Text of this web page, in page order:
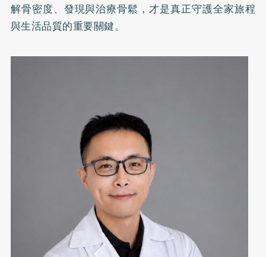
解骨密度、發現與治療骨鬆，才是真正守護全家旅程
與生活品質的重要關鍵。